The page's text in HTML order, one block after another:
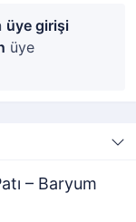
üye girişi
üye
– Baryum